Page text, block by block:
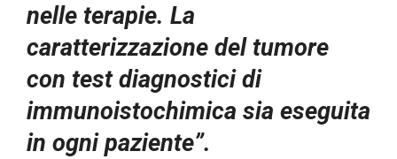
nelle terapie. La
caratterizzazione del tumore
con test diagnostici di
immunoistochimica sia eseguita
in ogni paziente”.